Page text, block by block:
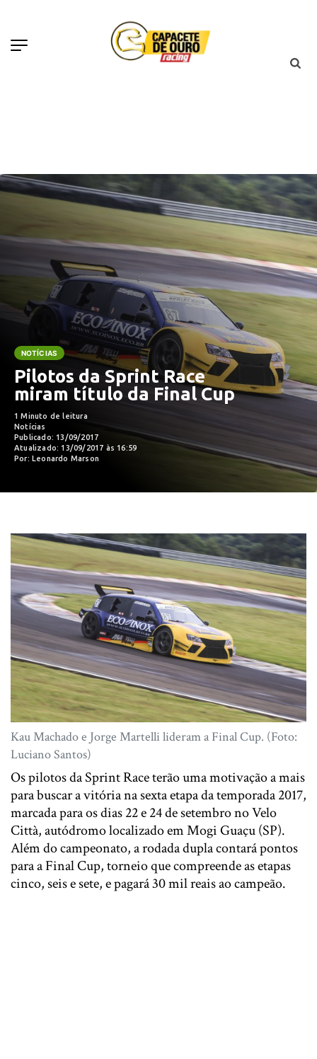
NOTÍCIAS
Pilotos da Sprint Race
miram título da Final Cup
1 Minuto de leitura
Notícias
Publicado: 13/09/2017
Atualizado: 13/09/2017 às 16:59
Por: Leonardo Marson
Kau Machado e Jorge Martelli lideram a Final Cup. (Foto:
Luciano Santos)
Os pilotos da Sprint Race terão uma motivação a mais
para buscar a vitória na sexta etapa da temporada 2017,
marcada para os dias 22 e 24 de setembro no Velo
Città, autódromo localizado em Mogi Guaçu (SP).
Além do campeonato, a rodada dupla contará pontos
para a Final Cup, torneio que compreende as etapas
cinco, seis e sete, e pagará 30 mil reais ao campeão.